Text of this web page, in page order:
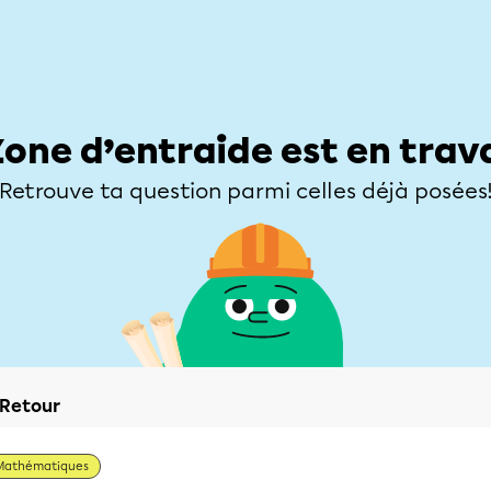
d’entraide est en
Retrouve ta question parmi celles déjà
Retour